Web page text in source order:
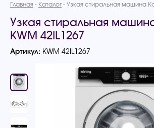
Главная Каталог Узкая стиральная машина
Узкая стиральная
KWM 42IL1267
Артикул: KWM 42IL1267